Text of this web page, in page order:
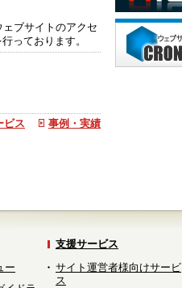
ブサイトのアクセ
っております。
ビス 事例・実績
ー
支援サービス
サイト運営者様向けサービ
ス